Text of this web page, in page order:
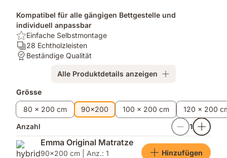
Kompatibel für alle gängigen Bettgestelle und
individuell anpassbar
USP:
Einfache
Selbstmontage
Einfache Selbstmontage
Ergonomie/Zonen:
28
28 Echtholzleisten
Garantie:
Beständige Qualität
Alle Produktdetails anzeigen
Zusatzprodukte
Grösse
80 x 200 cm
90x200 100 x 200 cm
120 x 200
Anzahl
1
Emma Original Matratze
90x200 cm | Anz.: 1
Hinzufügen